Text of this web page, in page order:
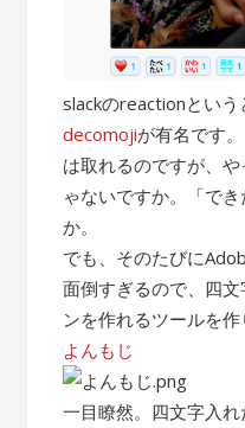
slackのreactionという
decomojiが有名です
は取れるのですが、
ゃないですか。「で
か。
でも、そのたびに
面倒すぎるので、四
ンを作れるツールを作
よんもじ
一目瞭然。四文字入れ